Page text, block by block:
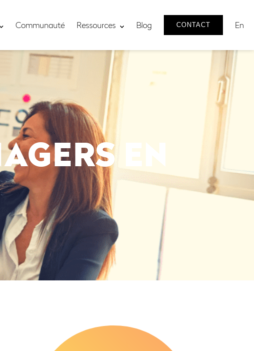
Communauté Ressources Blog CONTACT En
EN